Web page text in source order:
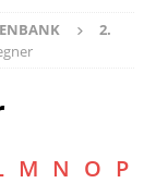
2.
M N O P